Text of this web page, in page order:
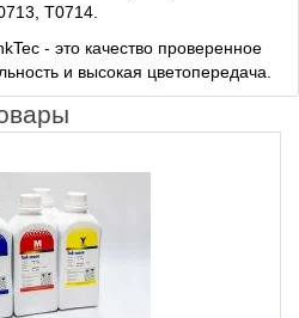
T0714.
- это качество проверенное
и высокая цветопередача.